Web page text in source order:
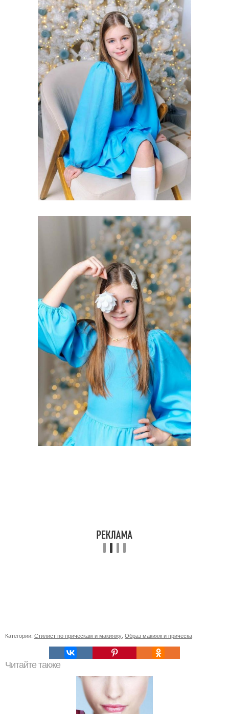
Категории: Стилист по прическам и макияжу Образ макияж и прическа
Читайте также